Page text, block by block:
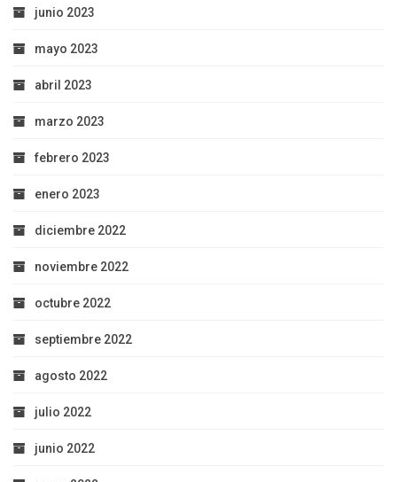
junio 2023
mayo 2023
abril 2023
marzo 2023
febrero 2023
enero 2023
diciembre 2022
noviembre 2022
octubre 2022
septiembre 2022
agosto 2022
julio 2022
junio 2022